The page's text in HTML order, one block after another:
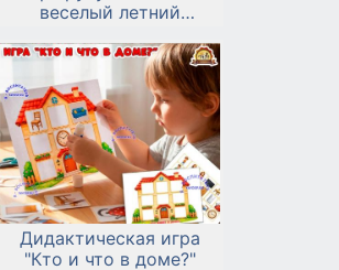
веселый летний
Нептуна!
Дидактическая игра
"Кто и что в доме?"